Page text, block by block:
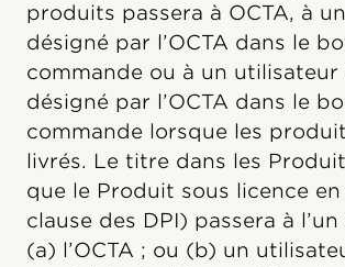
produits passera à OCTA, à
désigné par l’OCTA dans le
commande ou à un utilisateur
désigné par l’OCTA dans le
commande lorsque les
livrés. Le titre dans les
que le Produit sous licence
clause des DPI) passera à l’un
(a) l’OCTA ; ou (b) un